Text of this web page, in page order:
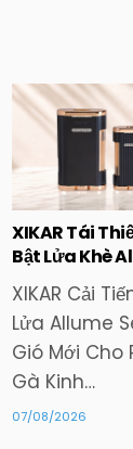
XIKAR Tái
Bật Lửa Khè
XIKAR Cải
Lửa Allume
Gió Mới Cho
Gà Kinh…
07/08/2026